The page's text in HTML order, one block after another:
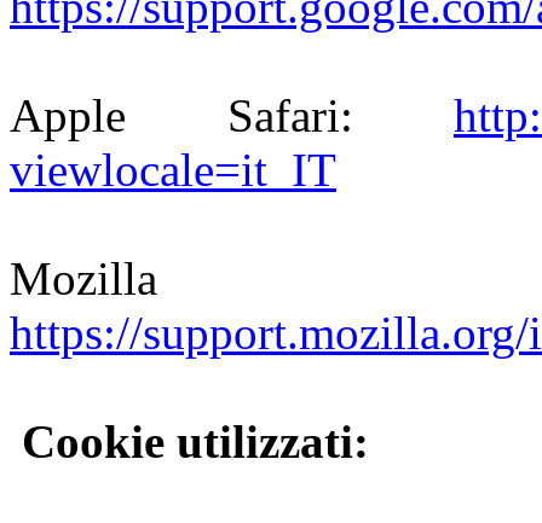
Apple Safari:
viewlocale=it_IT
https://
Cookie utilizzati: